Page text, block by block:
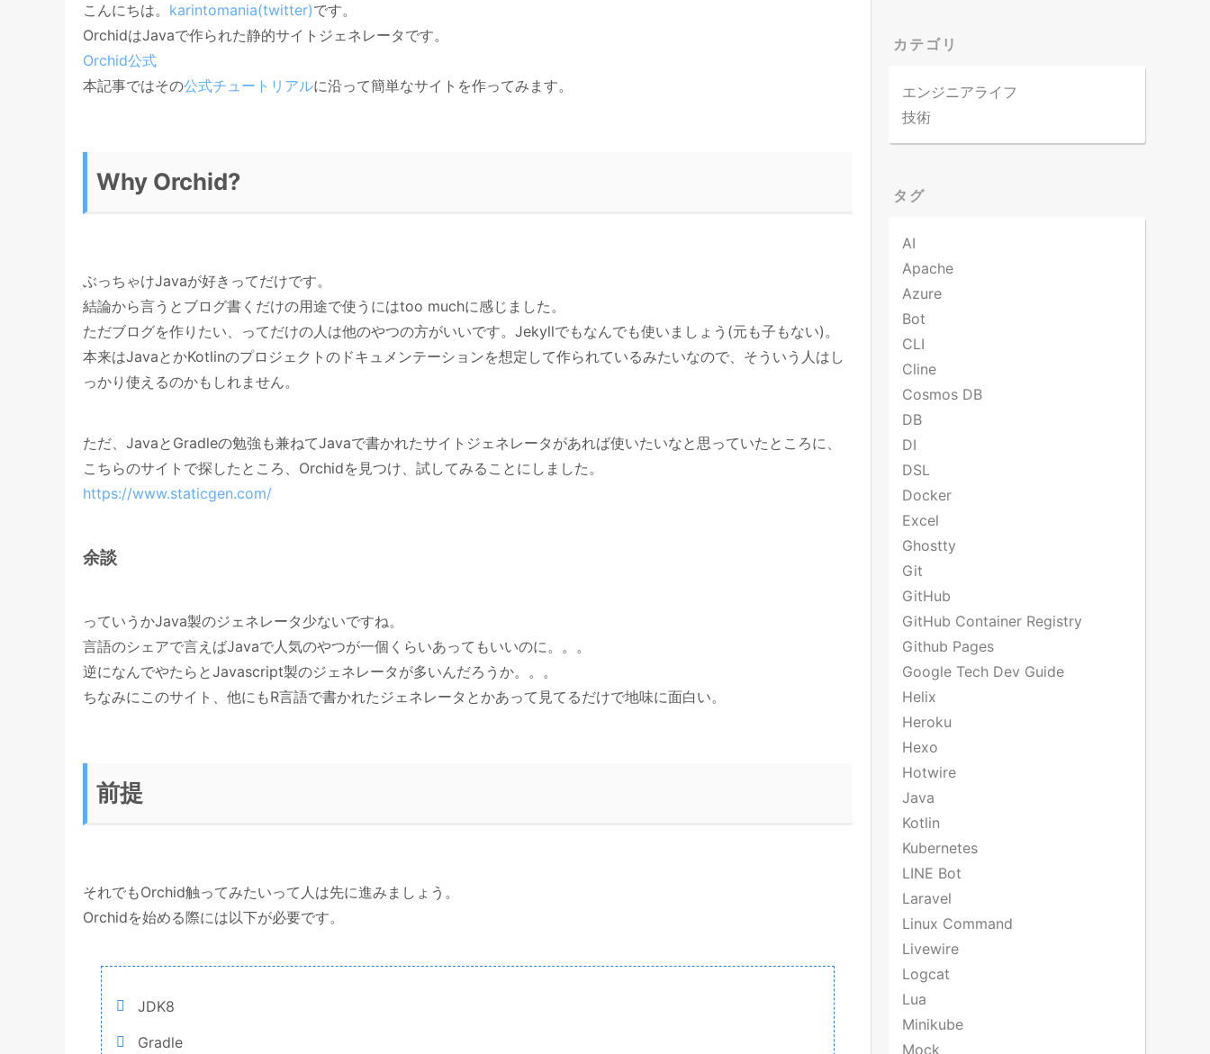
こんにちは。 karintomania(twitter)です。
OrchidはJavaで作られた静的サイトジェネレータです。
Orchid公式
本記事ではその公式チュートリアルに沿って簡単なサイトを作ってみます。
Why Orchid?
ぶっちゃけJavaが好きってだけです。
結論から言うとブログ書くだけの用途で使うにはtoo muchに感じました。
ただブログを作りたい、ってだけの人は他のやつの方がいいです。Jekyllでもなんでも使いましょう(元も子もない)。
本来はJavaとかKotlinのプロジェクトのドキュメンテーションを想定して作られているみたいなので、そういう人はし
っかり使えるのかもしれません。
ただ、JavaとGradleの勉強も兼ねてJavaで書かれたサイトジェネレータがあれば使いたいなと思っていたところに、
こちらのサイトで探したところ、Orchidを見つけ、試してみることにしました。
https://www.staticgen.com/
余談
っていうかJava製のジェネレータ少ないですね。
言語のシェアで言えばJavaで人気のやつが一個くらいあってもいいのに。。。
逆になんでやたらとJavascript製のジェネレータが多いんだろうか。。。
ちなみにこのサイト、他にもR言語で書かれたジェネレータとかあって見てるだけで地味に面白い。
前提
それでもOrchid触ってみたいって人は先に進みましょう。
Orchidを始める際には以下が必要です。
JDK8
Gradle
カテゴリ
エンジニアライフ
技術
タグ
AI
Apache
Azure
Bot
CLI
Cline
Cosmos DB
DB
DI
DSL
Docker
Excel
Ghostty
Git
GitHub
GitHub Container Registry
Github Pages
Google Tech Dev Guide
Helix
Heroku
Hexo
Hotwire
Java
Kotlin
Kubernetes
LINE Bot
Laravel
Linux Command
Livewire
Logcat
Lua
Minikube
Mock